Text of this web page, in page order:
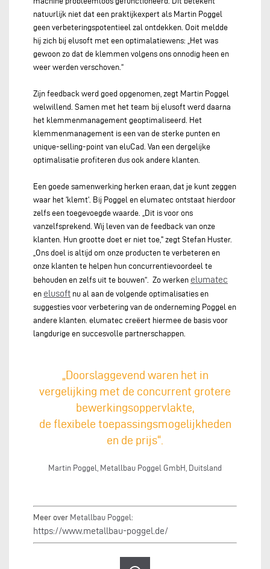
natuurlijk niet dat een praktijkexpert als Martin Poggel
geen verbeteringspotentieel zal ontdekken. Ooit meldde
hij zich bij elusoft met een optimalatiewens: „Het was
gewoon zo dat de klemmen volgens ons onnodig heen en
weer werden verschoven.“
Zijn feedback werd goed opgenomen, zegt Martin Poggel
welwillend. Samen met het team bij elusoft werd daarna
het klemmenmanagement geoptimaliseerd. Het
klemmenmanagement is een van de sterke punten en
unique-selling-point van eluCad. Van een dergelijke
optimalisatie profiteren dus ook andere klanten.
Een goede samenwerking herken eraan, dat je kunt zeggen
waar het 'klemt'. Bij Poggel en elumatec ontstaat hierdoor
zelfs een toegevoegde waarde. „Dit is voor ons
vanzelfsprekend. Wij leven van de feedback van onze
klanten. Hun grootte doet er niet toe," zegt Stefan Huster.
„Ons doel is altijd om onze producten te verbeteren en
onze klanten te helpen hun concurrentievoordeel te
behouden en zelfs uit te bouwen“. Zo werken elumatec
en elusoft nu al aan de volgende optimalisaties en
suggesties voor verbetering van de onderneming Poggel en
andere klanten. elumatec creëert hiermee de basis voor
langdurige en succesvolle partnerschappen.
„Doorslaggevend waren het in
vergelijking met de concurrent grotere
bewerkingsoppervlakte,
de flexibele toepassingsmogelijkheden
en de prijs“.
Martin Poggel, Metallbau Poggel GmbH, Duitsland
Meer over Metallbau Poggel:
https://www.metallbau-poggel.de/